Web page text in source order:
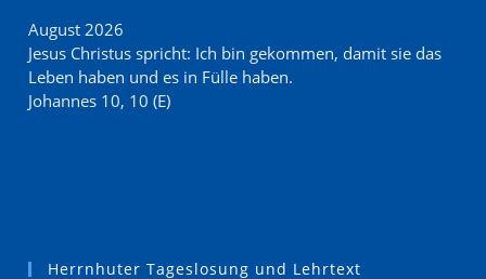
August 2026
Jesus Christus spricht: Ich bin gekommen, damit sie das
Leben haben und es in Fülle haben.
Johannes 10, 10 (E)
Herrnhuter Tageslosung und Lehrtext